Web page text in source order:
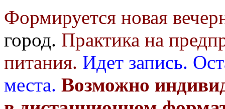
Формируется новая
город. Практика на
питания. Идет запись.
места. Возможно